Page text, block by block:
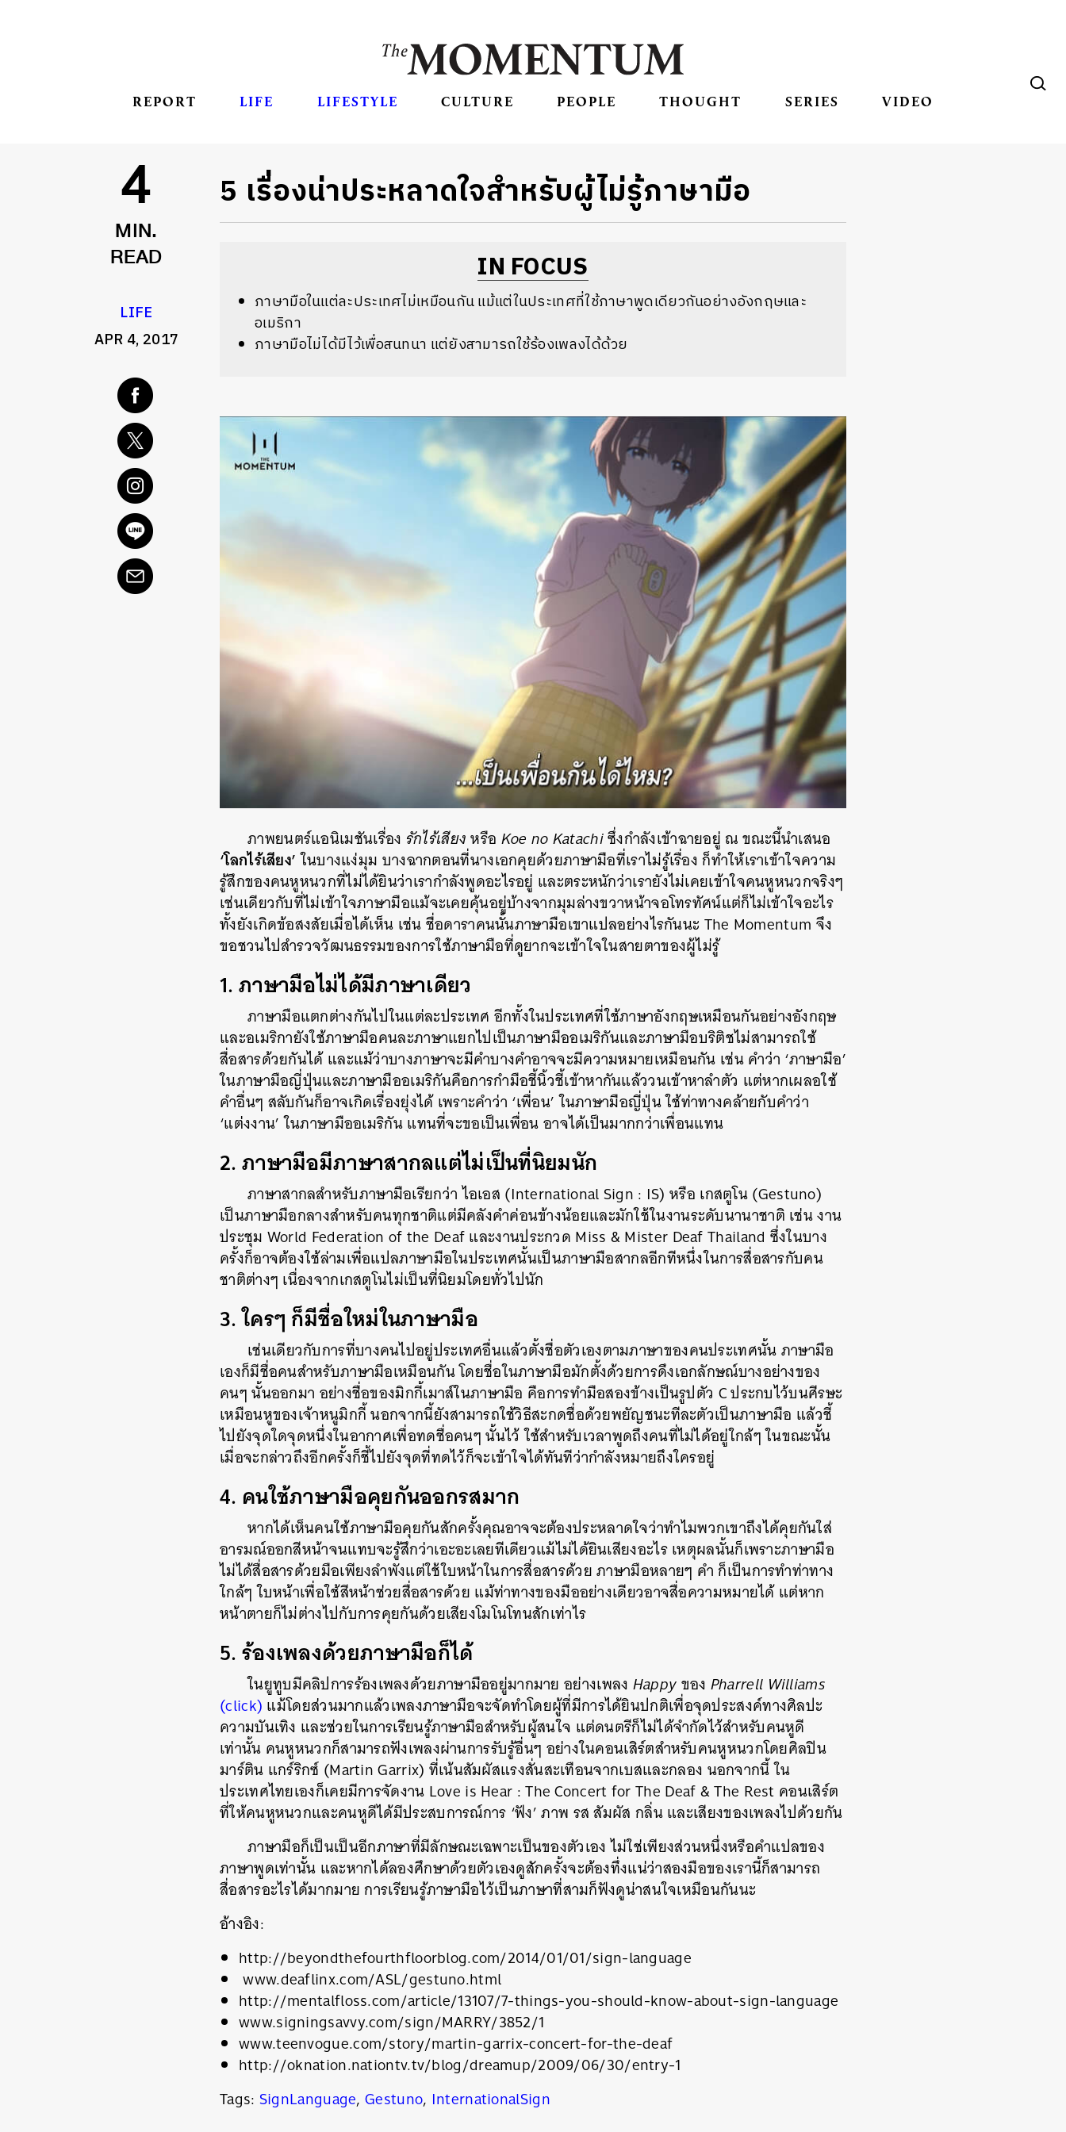
REPORT LIFE LIFESTYLE CULTURE PEOPLE THOUGHT SERIES VIDEO
4
MIN.
READ
LIFE
APR 4, 2017
5 เรื่องน่าประหลาดใจสำหรับผู้ไม่รู้ภาษามือ
IN FOCUS
ภาษามือในแต่ละประเทศไม่เหมือนกัน แม้แต่ในประเทศที่ใช้ภาษาพูดเดียวกันอย่างอังกฤษและ
อเมริกา
ภาษามือไม่ได้มีไว้เพื่อสนทนา แต่ยังสามารถใช้ร้องเพลงได้ด้วย
ภาพยนตร์แอนิเมชันเรื่อง รักไร้เสียงหรือ Koe no Katachiซึ่งกำลังเข้าฉายอยู่ ณ ขณะนี้นำเสนอ
‘โลกไร้เสียง’ในบางแง่มุม บางฉากตอนที่นางเอกคุยด้วยภาษามือที่เราไม่รู้เรื่อง ก็ทำให้เราเข้าใจความ
รู้สึกของคนหูหนวกที่ไม่ได้ยินว่าเรากำลังพูดอะไรอยู่ และตระหนักว่าเรายังไม่เคยเข้าใจคนหูหนวกจริงๆ
เช่นเดียวกับที่ไม่เข้าใจภาษามือแม้จะเคยคุ้นอยู่บ้างจากมุมล่างขวาหน้าจอโทรทัศน์แต่ก็ไม่เข้าใจอะไร
ทั้งยังเกิดข้อสงสัยเมื่อได้เห็น เช่น ชื่อดาราคนนั้นภาษามือเขาแปลอย่างไรกันนะ The Momentum จึง
ขอชวนไปสำรวจวัฒนธรรมของการใช้ภาษามือที่ดูยากจะเข้าใจในสายตาของผู้ไม่รู้
1. ภาษามือไม่ได้มีภาษาเดียว
ภาษามือแตกต่างกันไปในแต่ละประเทศ อีกทั้งในประเทศที่ใช้ภาษาอังกฤษเหมือนกันอย่างอังกฤษ
และอเมริกายังใช้ภาษามือคนละภาษาแยกไปเป็นภาษามืออเมริกันและภาษามือบริติชไม่สามารถใช้
สื่อสารด้วยกันได้ และแม้ว่าบางภาษาจะมีคำบางคำอาจจะมีความหมายเหมือนกัน เช่น คำว่า ‘ภาษามือ’
ในภาษามือญี่ปุ่นและภาษามืออเมริกันคือการกำมือชี้นิ้วชี้เข้าหากันแล้ววนเข้าหาลำตัว แต่หากเผลอใช้
คำอื่นๆ สลับกันก็อาจเกิดเรื่องยุ่งได้ เพราะคำว่า ‘เพื่อน’ ในภาษามือญี่ปุ่น ใช้ท่าทางคล้ายกับคำว่า
‘แต่งงาน’ ในภาษามืออเมริกัน แทนที่จะขอเป็นเพื่อน อาจได้เป็นมากกว่าเพื่อนแทน
2. ภาษามือมีภาษาสากลแต่ไม่เป็นที่นิยมนัก
ภาษาสากลสำหรับภาษามือเรียกว่า ไอเอส (International Sign : IS) หรือ เกสตูโน (Gestuno)
เป็นภาษามือกลางสำหรับคนทุกชาติแต่มีคลังคำค่อนข้างน้อยและมักใช้ในงานระดับนานาชาติ เช่น งาน
ประชุม World Federation of the Deaf และงานประกวด Miss & Mister Deaf Thailand ซึ่งในบาง
ครั้งก็อาจต้องใช้ล่ามเพื่อแปลภาษามือในประเทศนั้นเป็นภาษามือสากลอีกทีหนึ่งในการสื่อสารกับคน
ชาติต่างๆ เนื่องจากเกสตูโนไม่เป็นที่นิยมโดยทั่วไปนัก
3. ใครๆ ก็มีชื่อใหม่ในภาษามือ
เช่นเดียวกับการที่บางคนไปอยู่ประเทศอื่นแล้วตั้งชื่อตัวเองตามภาษาของคนประเทศนั้น ภาษามือ
เองก็มีชื่อคนสำหรับภาษามือเหมือนกัน โดยชื่อในภาษามือมักตั้งด้วยการดึงเอกลักษณ์บางอย่างของ
คนๆ นั้นออกมา อย่างชื่อของมิกกี้เมาส์ในภาษามือ คือการทำมือสองข้างเป็นรูปตัว C ประกบไว้บนศีรษะ
เหมือนหูของเจ้าหนูมิกกี้ นอกจากนี้ยังสามารถใช้วิธีสะกดชื่อด้วยพยัญชนะทีละตัวเป็นภาษามือ แล้วชี้
ไปยังจุดใดจุดหนึ่งในอากาศเพื่อทดชื่อคนๆ นั้นไว้ ใช้สำหรับเวลาพูดถึงคนที่ไม่ได้อยู่ใกล้ๆ ในขณะนั้น
เมื่อจะกล่าวถึงอีกครั้งก็ชี้ไปยังจุดที่ทดไว้ก็จะเข้าใจได้ทันทีว่ากำลังหมายถึงใครอยู่
4. คนใช้ภาษามือคุยกันออกรสมาก
หากได้เห็นคนใช้ภาษามือคุยกันสักครั้งคุณอาจจะต้องประหลาดใจว่าทำไมพวกเขาถึงได้คุยกันใส่
อารมณ์ออกสีหน้าจนแทบจะรู้สึกว่าเอะอะเลยทีเดียวแม้ไม่ได้ยินเสียงอะไร เหตุผลนั้นก็เพราะภาษามือ
ไม่ได้สื่อสารด้วยมือเพียงลำพังแต่ใช้ใบหน้าในการสื่อสารด้วย ภาษามือหลายๆ คำ ก็เป็นการทำท่าทาง
ใกล้ๆ ใบหน้าเพื่อใช้สีหน้าช่วยสื่อสารด้วย แม้ท่าทางของมืออย่างเดียวอาจสื่อความหมายได้ แต่หาก
หน้าตายก็ไม่ต่างไปกับการคุยกันด้วยเสียงโมโนโทนสักเท่าไร
5. ร้องเพลงด้วยภาษามือก็ได้
ในยูทูบมีคลิปการร้องเพลงด้วยภาษามืออยู่มากมาย อย่างเพลง Happyของ Pharrell Williams
(click) แม้โดยส่วนมากแล้วเพลงภาษามือจะจัดทำโดยผู้ที่มีการได้ยินปกติเพื่อจุดประสงค์ทางศิลปะ
ความบันเทิง และช่วยในการเรียนรู้ภาษามือสำหรับผู้สนใจ แต่ดนตรีก็ไม่ได้จำกัดไว้สำหรับคนหูดี
เท่านั้น คนหูหนวกก็สามารถฟังเพลงผ่านการรับรู้อื่นๆ อย่างในคอนเสิร์ตสำหรับคนหูหนวกโดยศิลปิน
มาร์ติน แกร์ริกซ์ (Martin Garrix) ที่เน้นสัมผัสแรงสั่นสะเทือนจากเบสและกลอง นอกจากนี้ ใน
ประเทศไทยเองก็เคยมีการจัดงาน Love is Hear : The Concert for The Deaf & The Rest คอนเสิร์ต
ที่ให้คนหูหนวกและคนหูดีได้มีประสบการณ์การ ‘ฟัง’ ภาพ รส สัมผัส กลิ่น และเสียงของเพลงไปด้วยกัน
ภาษามือก็เป็นเป็นอีกภาษาที่มีลักษณะเฉพาะเป็นของตัวเอง ไม่ใช่เพียงส่วนหนึ่งหรือคำแปลของ
ภาษาพูดเท่านั้น และหากได้ลองศึกษาด้วยตัวเองดูสักครั้งจะต้องทึ่งแน่ว่าสองมือของเรานี้ก็สามารถ
สื่อสารอะไรได้มากมาย การเรียนรู้ภาษามือไว้เป็นภาษาที่สามก็ฟังดูน่าสนใจเหมือนกันนะ
อ้างอิง:
http://beyondthefourthfloorblog.com/2014/01/01/sign-language
www.deaflinx.com/ASL/gestuno.html
http://mentalfloss.com/article/13107/7-things-you-should-know-about-sign-language
www.signingsavvy.com/sign/MARRY/3852/1
www.teenvogue.com/story/martin-garrix-concert-for-the-deaf
http://oknation.nationtv.tv/blog/dreamup/2009/06/30/entry-1
Tags: SignLanguage,Gestuno, InternationalSign
ค้นหา
SHARE TWEET LINE EMAIL